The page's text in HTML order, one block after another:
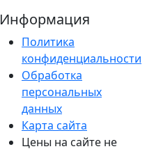
Информация
Политика
конфиденциальности
Обработка
персональных
данных
Карта сайта
Цены на сайте не